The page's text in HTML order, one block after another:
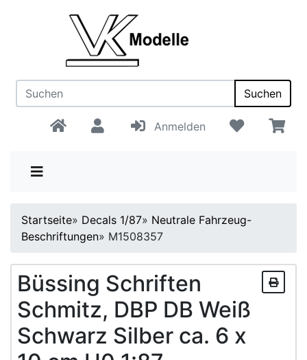
Suchen
Anmelden
Startseite» Decals 1/87» Neutrale Fahrzeug-
Beschriftungen» M1508357
Büssing Schriften
Schmitz, DBP DB Weiß
Schwarz Silber ca. 6 x